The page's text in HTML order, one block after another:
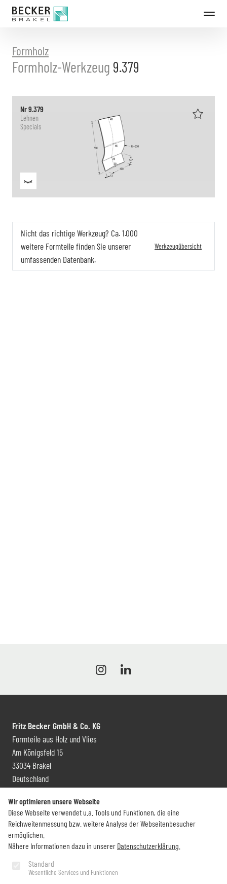
Direkt
Formholz
Formholz-Werkzeug 9.379
Nr 9.379
Lehnen
Specials
Nicht das richtige Werkzeug? Ca. 1.000
weitere Formteile finden Sie unserer
umfassenden Datenbank.
Werkzeugübersicht
Fritz Becker GmbH & Co. KG
Formteile aus Holz und Vlies
Am Königsfeld 15
33034 Brakel
Deutschland
Kontakt und Vertrieb
+49 (0) 5272 6009 0
info@becker-brakel.de
Sie möchten rund um Becker immer auf dem Laufenden bleiben?
Wir optimieren unsere Webseite
Diese Webseite verwendet u.a. Tools und Funktionen, die eine
Reichweitenmessung bzw. weitere Analyse der Webseitenbesucher
ermöglichen.
Nähere Informationen dazu in unserer Datenschutzerklärung
Standard
Wesentliche Services und Funktionen